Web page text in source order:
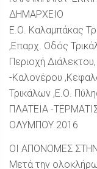
ΔΗΜΑΡΧΕΙΟ
Ε.Ο. Καλαμπάκας
,Επαρχ. Οδός
Περιοχή
-Καλονέρου
Τρικάλων ,Ε.Ο.
ΠΛΑΤΕΙΑ -
ΟΛΥΜΠΟΥ 2016
ΟΙ ΑΠΟΝΟΜΕΣ
Μετά την